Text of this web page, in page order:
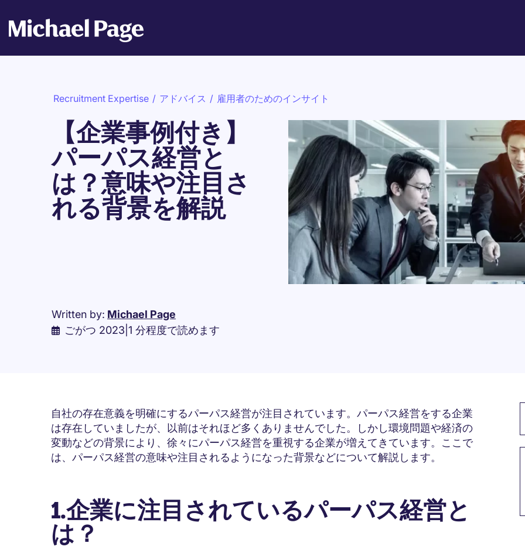
Recruitment Expertise / アドバイス / 雇用者のためのインサイト
【企業事例付き】
パーパス経営と
は？意味や注目さ
れる背景を解説
Written by: Michael Page
ごがつ 2023 1 分程度で読めます
自社の存在意義を明確にするパーパス経営が注目されています。パーパス経営をする企業
は存在していましたが、以前はそれほど多くありませんでした。しかし環境問題や経済の
変動などの背景により、徐々にパーパス経営を重視する企業が増えてきています。ここで
は、パーパス経営の意味や注目されるようになった背景などについて解説します。
1.企業に注目されているパーパス経営と
は？